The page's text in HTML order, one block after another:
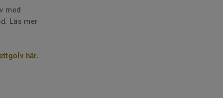
med
Läs mer
här.